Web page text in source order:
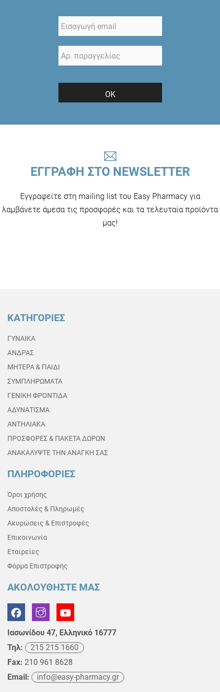
ΟΚ
ΕΓΓΡΑΦΗ ΣΤΟ NEWSLETTER
Εγγραφείτε στη mailing list του Easy Pharmacy για
λαμβάνετε άμεσα τις προσφορές και τα τελευταία προϊόντα
μας!
ΚΑΤΗΓΟΡΙΕΣ
ΓΥΝΑΙΚΑ
ΑΝΔΡΑΣ
ΜΗΤΕΡΑ & ΠΑΙΔΙ
ΣΥΜΠΛΗΡΩΜΑΤΑ
ΓΕΝΙΚΗ ΦΡΟΝΤΙΔΑ
ΑΔΥΝΑΤΙΣΜΑ
ΑΝΤΗΛΙΑΚΑ
ΠΡΟΣΦΟΡΕΣ & ΠΑΚΕΤΑ ΔΩΡΩΝ
ΑΝΑΚΑΛΥΨΤΕ ΤΗΝ ΑΝΑΓΚΗ ΣΑΣ
ΠΛΗΡΟΦΟΡΙΕΣ
Όροι χρήσης
Αποστολές & Πληρωμές
Ακυρώσεις & Επιστροφές
Επικοινωνία
Εταιρείες
Φόρμα Επιστροφής
ΑΚΟΛΟΥΘΗΣΤΕ ΜΑΣ
Ιασωνίδου 47, Ελληνικό 16777
Τηλ:
215 215 1660
Fax: 210 961 8628
Email:
info@easy-pharmacy.gr